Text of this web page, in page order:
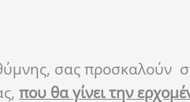
σας προσκαλούν
που θα γίνει την